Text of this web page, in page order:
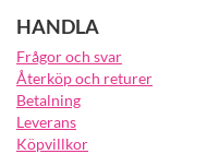
HANDLA
Frågor och svar
Återköp och returer
Betalning
Leverans
Köpvillkor